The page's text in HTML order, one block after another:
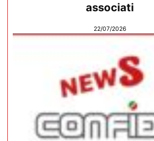
associati
22/07/2026